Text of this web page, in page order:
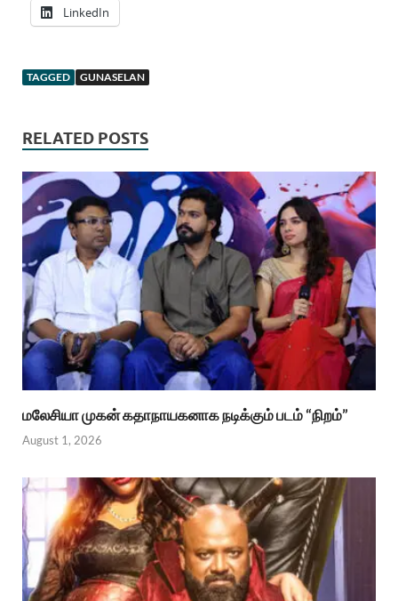
LinkedIn
TAGGED GUNASELAN
RELATED POSTS
மலேசியா முகன் கதாநாயகனாக நடிக்கும் படம் “நிறம்”
August 1, 2026